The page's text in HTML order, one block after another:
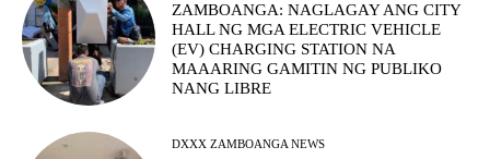
ZAMBOANGA: NAGLAGAY ANG CITY
HALL NG MGA ELECTRIC VEHICLE
(EV) CHARGING STATION NA
MAAARING GAMITIN NG PUBLIKO
NANG LIBRE
DXXX ZAMBOANGA NEWS